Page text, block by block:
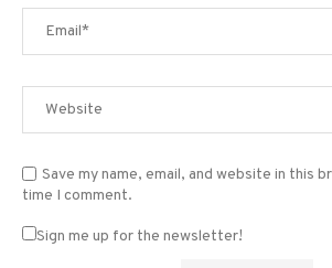
time I comment.